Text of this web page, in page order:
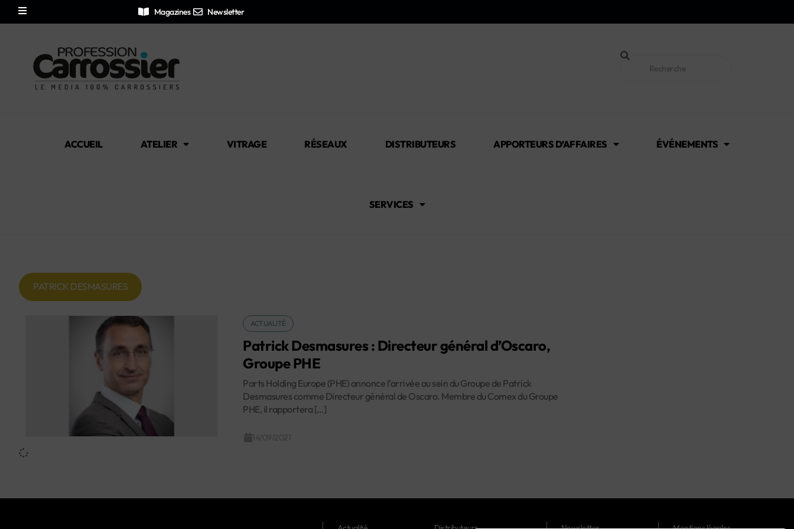
Magazines Newsletter
ACCUEIL ATELIER VITRAGE RÉSEAUX DISTRIBUTEURS APPORTEURS D’AFFAIRES ÉVÉNEMENTS
SERVICES
PATRICK DESMASURES
ACTUALITÉ
Patrick Desmasures : Directeur général d’Oscaro,
Groupe PHE
Parts Holding Europe (PHE) annonce l’arrivée au sein du Groupe de Patrick
Desmasures comme Directeur général de Oscaro. Membre du Comex du Groupe
PHE, il rapportera […]